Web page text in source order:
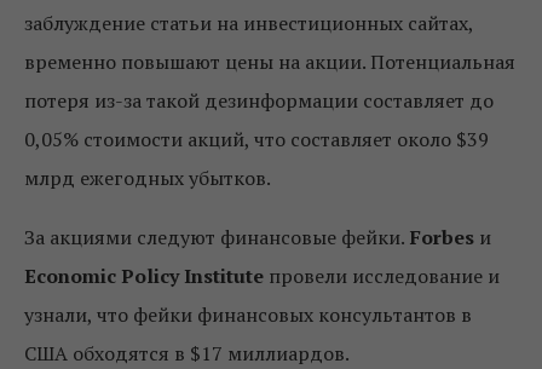
заблуждение статьи на инвестиционных сайтах,
временно повышают цены на акции. Потенциальная
потеря из-за такой дезинформации составляет до
0,05% стоимости акций, что составляет около $39
млрд ежегодных убытков.
За акциями следуют финансовые фейки. Forbes и
Economic Policy Institute провели исследование и
узнали, что фейки финансовых консультантов в
США обходятся в $17 миллиардов.